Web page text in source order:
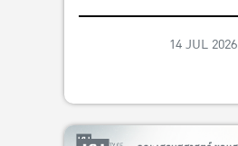
14 JUL 2026